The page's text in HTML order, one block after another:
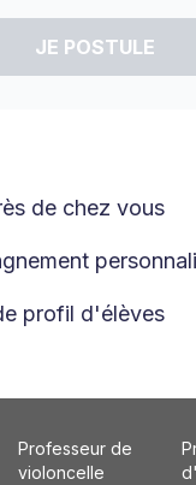
JE POSTULE
de chez vous
profil d'élèves
Professeur de
violoncelle